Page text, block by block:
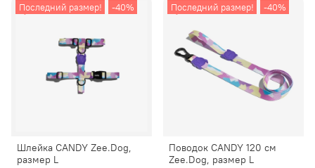
Последний размер! -40%
Шлейка CANDY Zee.Dog,
размер L
Последний размер! -40%
Поводок CANDY 120 см
Zee.Dog, размер L